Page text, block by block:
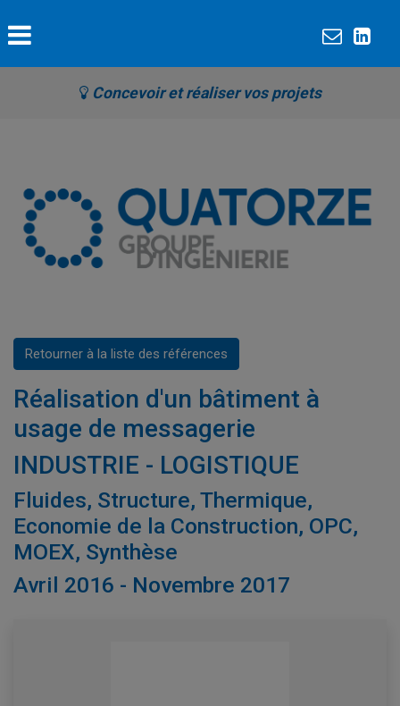
Concevoir et réaliser vos projets
Retourner à la liste des références
Réalisation d'un bâtiment à
usage de messagerie
INDUSTRIE - LOGISTIQUE
Fluides, Structure, Thermique,
Economie de la Construction, OPC,
MOEX, Synthèse
Avril 2016 - Novembre 2017